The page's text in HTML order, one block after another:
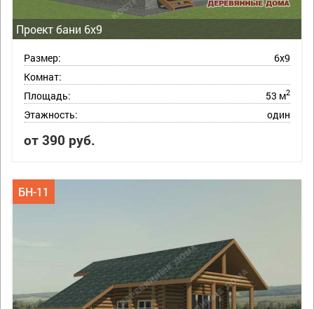
Проект бани 6х9
Размер:
6х9
Комнат:
Площадь:
53 м2
Этажность: один
от 390 руб.
БН-11